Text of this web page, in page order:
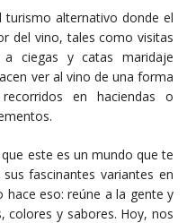
alternativo donde el
del vino, tales como visitas
a ciegas y catas maridaje
ver al vino de una forma
en haciendas o
este es un mundo que te
fascinantes variantes en
hace eso: reúne a la gente y
colores y sabores. Hoy, nos